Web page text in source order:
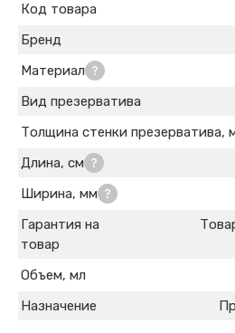
Код товара
Бренд
Материал
Вид презерватива
Толщина стенки презерватива,
Длина, см
Ширина, мм
Гарантия на
товар
Объем, мл
Назначение